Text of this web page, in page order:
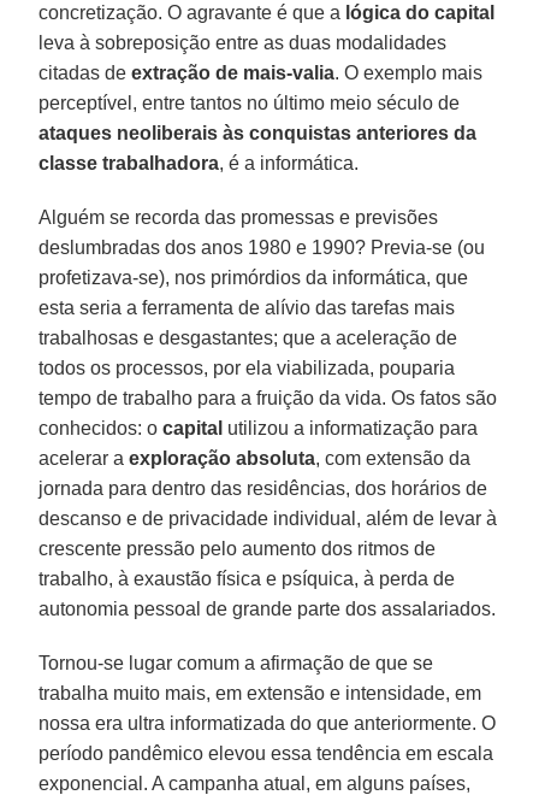
concretização. O agravante é que a lógica do capital
leva à sobreposição entre as duas modalidades
citadas deextração de mais-valia. O exemplo mais
perceptível, entre tantos no último meio século de
ataques neoliberais às conquistas anteriores da
classe trabalhadora, é a informática.
Alguém se recorda das promessas e previsões
deslumbradas dos anos 1980 e 1990? Previa-se (ou
profetizava-se), nos primórdios da informática, que
esta seria a ferramenta de alívio das tarefas mais
trabalhosas e desgastantes; que a aceleração de
todos os processos, por ela viabilizada, pouparia
tempo de trabalho para a fruição da vida. Os fatos são
conhecidos: ocapital utilizou a informatização para
acelerar aexploração absoluta, com extensão da
jornada para dentro das residências, dos horários de
descanso e de privacidade individual, além de levar à
crescente pressão pelo aumento dos ritmos de
trabalho, à exaustão física e psíquica, à perda de
autonomia pessoal de grande parte dos assalariados.
Tornou-se lugar comum a afirmação de que se
trabalha muito mais, em extensão e intensidade, em
nossa era ultra informatizada do que anteriormente. O
período pandêmico elevou essa tendência em escala
exponencial. A campanha atual, em alguns países,